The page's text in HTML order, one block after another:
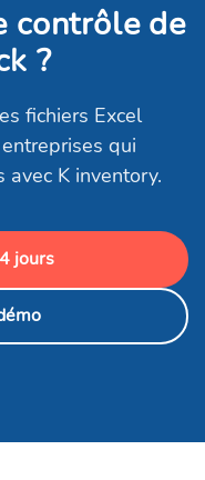
contrôle de
?
fichiers Excel
qui
avec K inventory.
jours